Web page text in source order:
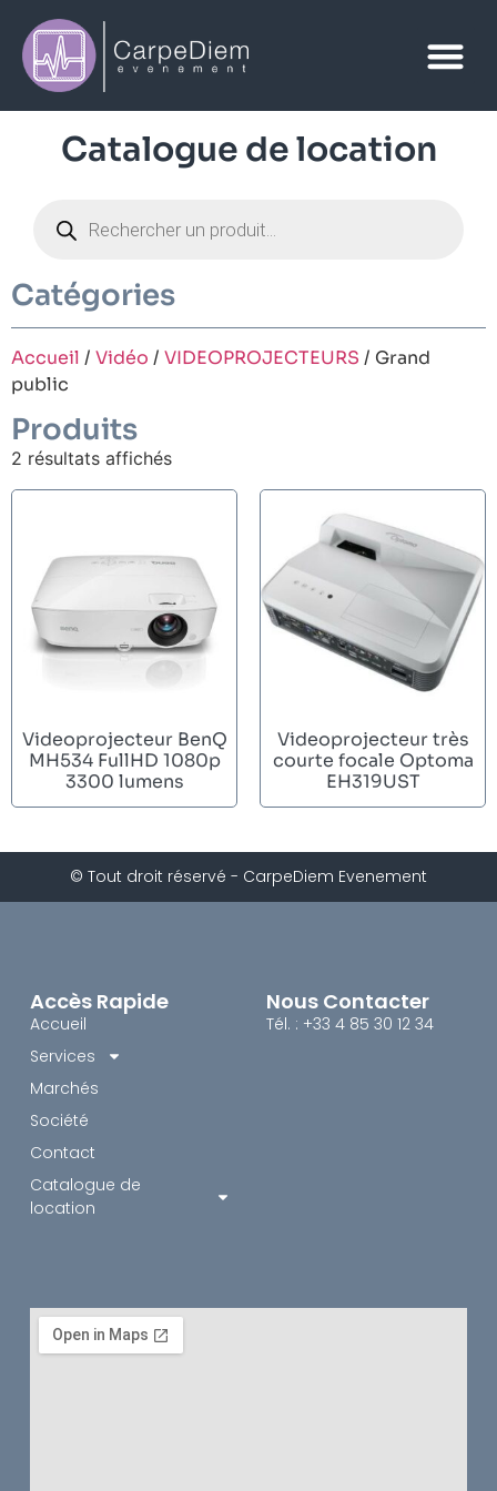
Catalogue de location
Catégories
Accueil / Vidéo / VIDEOPROJECTEURS / Grand
public
Produits
2 résultats affichés
Videoprojecteur BenQ
MH534 FullHD 1080p
3300 lumens
Videoprojecteur très
courte focale Optoma
EH319UST
© Tout droit réservé - CarpeDiem Evenement
Accès Rapide
Accueil
Services
Marchés
Société
Contact
Catalogue de
location
Nous Contacter
Tél. : +33 4 85 30 12 34